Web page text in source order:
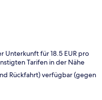
Unterkunft für 18.5 EUR pro
Tarifen in der Nähe
Rückfahrt) verfügbar (gegen